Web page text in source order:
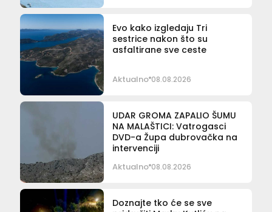
Evo kako izgledaju Tri
sestrice nakon što su
asfaltirane sve ceste
Aktualno 08.08.2026
UDAR GROMA ZAPALIO ŠUMU
NA MALAŠTICI: Vatrogasci
DVD-a Župa dubrovačka na
intervenciji
Aktualno 08.08.2026
Doznajte tko će se sve